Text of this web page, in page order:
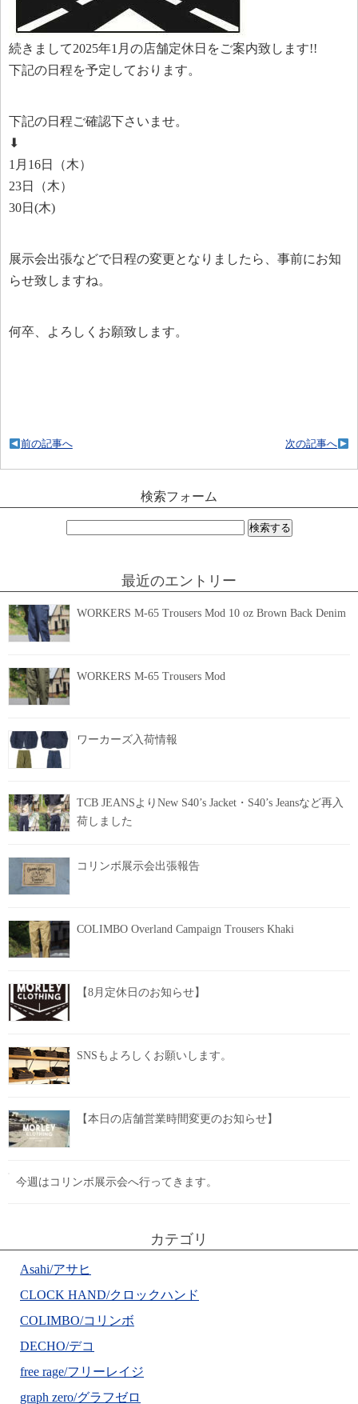
続きまして2025年1月の店舗定休日をご案内致します!!
下記の日程を予定しております。
下記の日程ご確認下さいませ。
⬇︎
1月16日（木）
23日（木）
30日(木)
展示会出張などで日程の変更となりましたら、事前にお知
らせ致しますね。
何卒、よろしくお願致します。
次の記事へ
前の記事へ
検索フォーム
最近のエントリー
WORKERS M-65 Trousers Mod 10 oz Brown Back Denim
WORKERS M-65 Trousers Mod
ワーカーズ入荷情報
TCB JEANSよりNew S40’s Jacket・S40’s Jeansなど再入
荷しました
コリンボ展示会出張報告
COLIMBO Overland Campaign Trousers Khaki
【8月定休日のお知らせ】
SNSもよろしくお願いします。
【本日の店舗営業時間変更のお知らせ】
今週はコリンボ展示会へ行ってきます。
カテゴリ
Asahi/アサヒ
CLOCK HAND/クロックハンド
COLIMBO/コリンボ
DECHO/デコ
free rage/フリーレイジ
graph zero/グラフゼロ